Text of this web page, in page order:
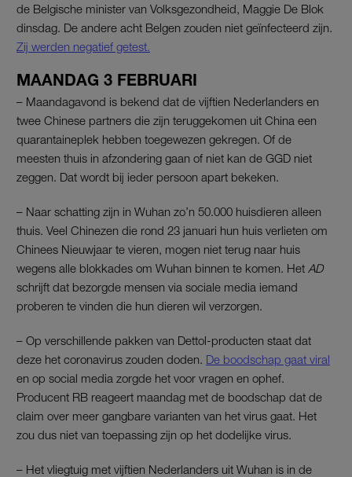
de Belgische minister van Volksgezondheid, Maggie De Blok
dinsdag. De andere acht Belgen zouden niet geïnfecteerd zijn.
Zij werden negatief getest.
MAANDAG 3 FEBRUARI
– Maandagavond is bekend dat de vijftien Nederlanders en
twee Chinese partners die zijn teruggekomen uit China een
quarantaineplek hebben toegewezen gekregen. Of de
meesten thuis in afzondering gaan of niet kan de GGD niet
zeggen. Dat wordt bij ieder persoon apart bekeken.
– Naar schatting zijn in Wuhan zo’n 50.000 huisdieren alleen
thuis. Veel Chinezen die rond 23 januari hun huis verlieten om
Chinees Nieuwjaar te vieren, mogen niet terug naar huis
wegens alle blokkades om Wuhan binnen te komen. Het AD
schrijft dat bezorgde mensen via sociale media iemand
proberen te vinden die hun dieren wil verzorgen.
– Op verschillende pakken van Dettol-producten staat dat
deze het coronavirus zouden doden. De boodschap gaat viral
en op social media zorgde het voor vragen en ophef.
Producent RB reageert maandag met de boodschap dat de
claim over meer gangbare varianten van het virus gaat. Het
zou dus niet van toepassing zijn op het dodelijke virus.
– Het vliegtuig met vijftien Nederlanders uit Wuhan is in de